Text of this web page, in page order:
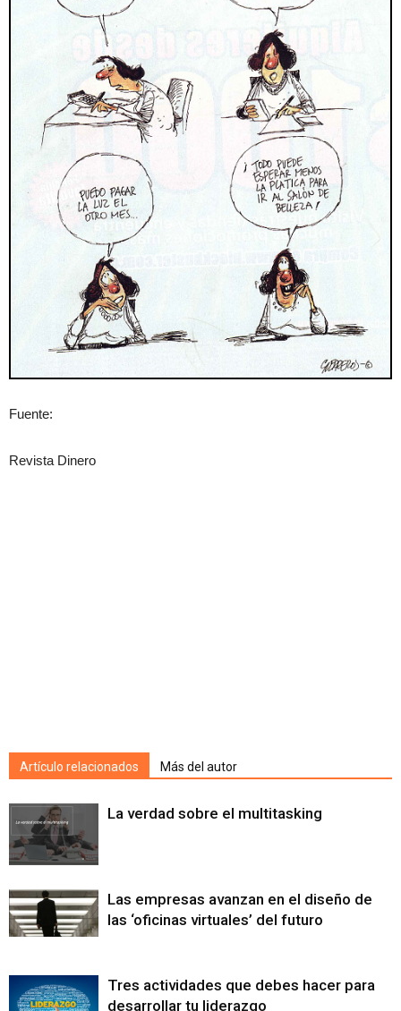
Fuente:
Revista Dinero
Artículo relacionados Más del autor
La verdad sobre el multitasking
Las empresas avanzan en el diseño de
las ‘oficinas virtuales’ del futuro
Tres actividades que debes hacer para
desarrollar tu liderazgo